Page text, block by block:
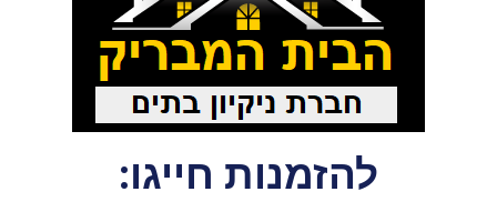
להזמנות חייגו: